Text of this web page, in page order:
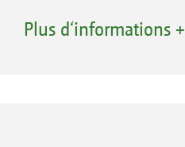
cataphorèse
Plus d‘informations +